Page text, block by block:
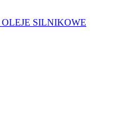
OLEJE SILNIKOWE